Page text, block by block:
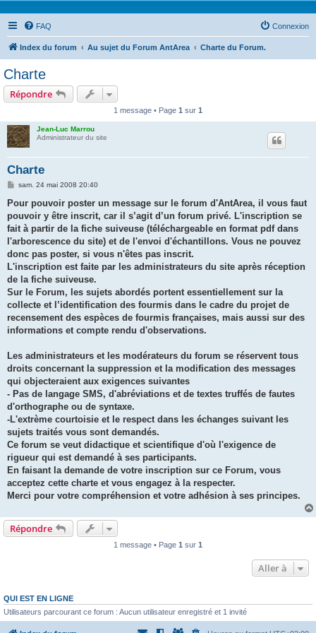
FAQ Connexion
Index du forum Au sujet du Forum AntArea Charte du Forum.
Charte
Répondre
1 message • Page 1 sur 1
Jean-Luc Marrou
Administrateur du site
Charte
M
s
a
g
sam. 24 mai 2008 20:40
Pour pouvoir poster un message sur le forum d'AntArea, il vous faut
pouvoir y être inscrit, car il s’agit d’un forum privé. L'inscription se
fait à partir de la fiche suiveuse (téléchargeable en format pdf dans
l'arborescence du site) et de l'envoi d'échantillons. Vous ne pouvez
donc pas poster, si vous n'êtes pas inscrit.
L'inscription est faite par les administrateurs du site après réception
de la fiche suiveuse.
Sur le Forum, les sujets abordés portent essentiellement sur la
collecte et l’identification des fourmis dans le cadre du projet de
recensement des espèces de fourmis françaises, mais aussi sur des
informations et compte rendu d'observations.
Les administrateurs et les modérateurs du forum se réservent tous
droits concernant la suppression et la modification des messages
qui objecteraient aux exigences suivantes
- Pas de langage SMS, d'abréviations et de textes truffés de fautes
d'orthographe ou de syntaxe.
-L'extrème courtoisie et le respect dans les échanges suivant les
sujets traités vous sont demandés.
Ce forum se veut didactique et scientifique d'où l'exigence de
rigueur qui est demandé à ses participants.
En faisant la demande de votre inscription sur ce Forum, vous
acceptez cette charte et vous engagez à la respecter.
Merci pour votre compréhension et votre adhésion à ses principes.
Répondre
1 message • Page 1 sur 1
Aller à
QUI EST EN LIGNE
Utilisateurs parcourant ce forum : Aucun utilisateur enregistré et 1 invité